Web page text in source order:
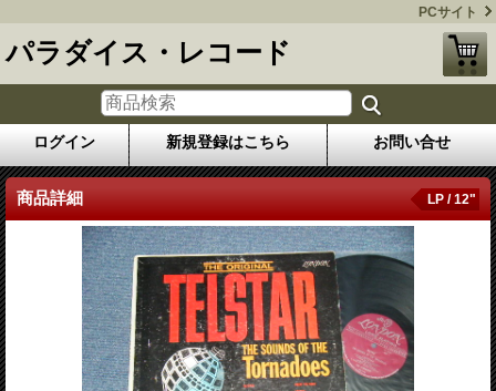
PCサイト
パラダイス・レコード
ログイン 新規登録はこちら お問い合せ
商品詳細 LP / 12"